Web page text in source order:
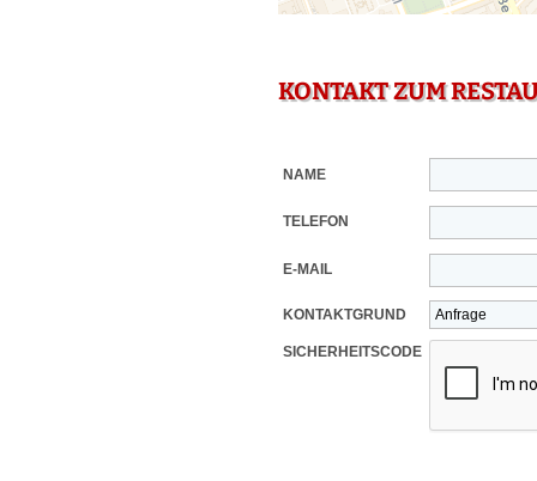
KONTAKT ZUM
NAME
TELEFON
E-MAIL
KONTAKTGRUND
SICHERHEITSCODE